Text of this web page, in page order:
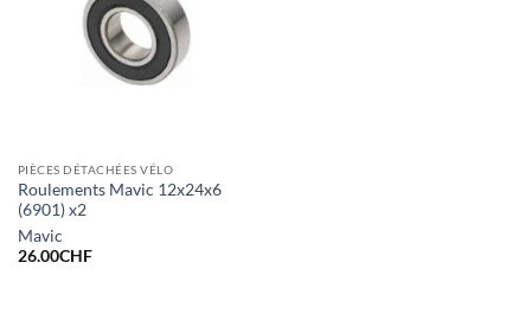
PIÈCES DÉTACHÉES VÉLO
Roulements Mavic 12x24x6
(6901) x2
Mavic
26.00CHF